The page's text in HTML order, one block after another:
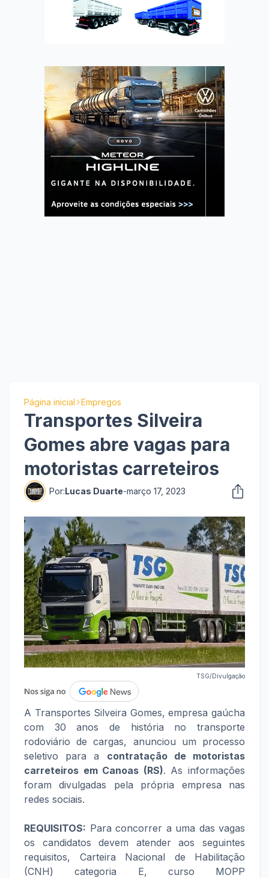
Página inicial Empregos
Transportes Silveira
Gomes abre vagas para
motoristas carreteiros
Por:Lucas Duarte-março 17, 2023
TSG/Divulgação
A Transportes Silveira Gomes, empresa gaúcha
com 30 anos de história no transporte
rodoviário de cargas, anunciou um processo
seletivo para a contratação de motoristas
carreteiros em Canoas (RS). As informações
foram divulgadas pela própria empresa nas
redes sociais.
REQUISITOS: Para concorrer a uma das vagas
os candidatos devem atender aos seguintes
requisitos, Carteira Nacional de Habilitação
(CNH) categoria E, curso MOPP